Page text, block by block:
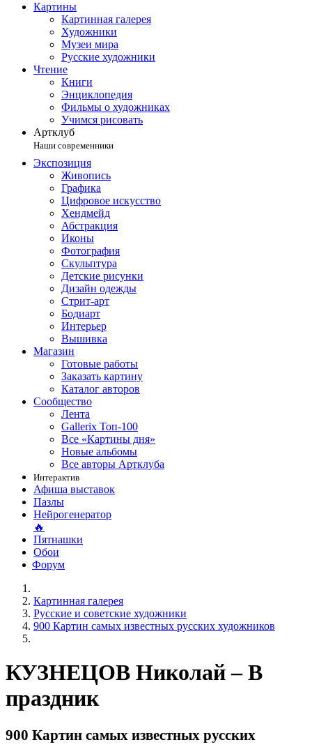
Картины
Картинная галерея
Художники
Музеи мира
Русские художники
Чтение
Книги
Энциклопедия
Фильмы о художниках
Учимся рисовать
Артклуб
Наши современники
Экспозиция
Живопись
Графика
Цифровое искусство
Хендмейд
Абстракция
Иконы
Фотография
Скульптура
Детские рисунки
Дизайн одежды
Стрит-арт
Бодиарт
Интерьер
Вышивка
Магазин
Готовые работы
Заказать картину
Каталог авторов
Сообщество
Лента
Gallerix Топ-100
Все «Картины дня»
Новые альбомы
Все авторы Артклуба
Интерактив
Афиша выставок
Пазлы
Нейрогенератор
🔥
Пятнашки
Обои
Форум
Картинная галерея
Русские и советские художники
900 Картин самых известных русских художников
КУЗНЕЦОВ Николай – В
праздник
900 Картин самых известных русских